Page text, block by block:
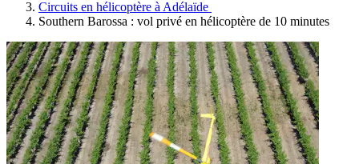
Circuits en hélicoptère à Adélaïde
Southern Barossa : vol privé en hélicoptère de 10 minutes